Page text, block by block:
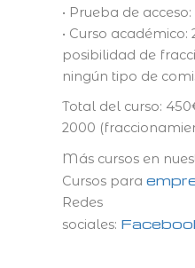
• Prueba de acceso:
• Curso
posibilidad de
ningún tipo de
Total del curso:
2000
Más cursos en
Cursos para
Redes
sociales: